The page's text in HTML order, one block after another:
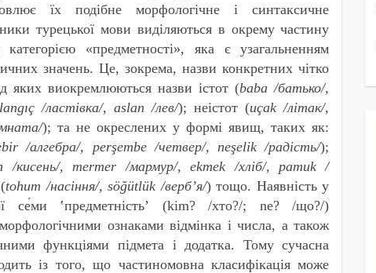
їх подібне морфологічне і синтаксичне
турецької мови виділяються в окрему частину
«предметності», яка є узагальненням
значень. Це, зокрема, назви конкретних чітко
яких виокремлюються назви істот (baba /батько/,
ıç /ластівка/, aslan /лев/); неістот (uçak /літак/,
); та не окреслених у формі явищ, таких як:
/алгебра/, perşеmbe /четвер/, neşelik /радість/);
/кисень/, mermer /мармур/, ekmek /хліб/, pamuk /
tohum /насіння/, söğütlük /верб’я/) тощо. Наявність у
семи ʽпредметністьʼ (kim? /хто?/; ne? /що?/)
ознаками відмінка і числа, а також
функціями підмета і додатка. Тому сучасна
із того, що частиномовна класифікація може